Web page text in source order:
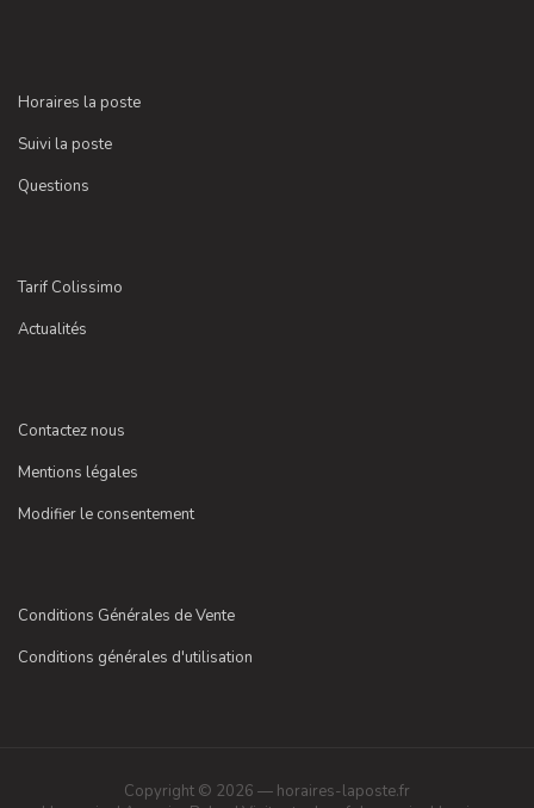
Horaires la poste
Suivi la poste
Questions
Tarif Colissimo
Actualités
Contactez nous
Mentions légales
Modifier le consentement
Conditions Générales de Vente
Conditions générales d'utilisation
Copyright © 2026 — horaires-laposte.fr